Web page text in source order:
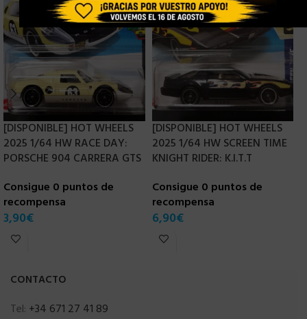
[DISPONIBLE] HOT WHEELS
2025 1/64 HW RACE DAY:
PORSCHE 904 CARRERA GTS
Consigue 0 puntos de
recompensa
3,90€
[DISPONIBLE] HOT WHEELS
2025 1/64 HW SCREEN TIME
KNIGHT RIDER: K.I.T.T
Consigue 0 puntos de
recompensa
6,90€
CONTACTO
Tel: +34 671 27 41 89